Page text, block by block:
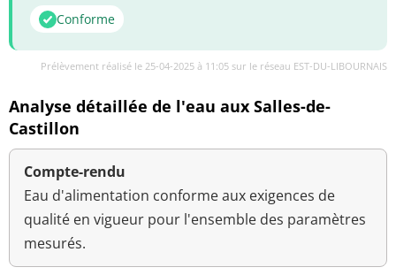
Conforme
Prélèvement réalisé le 25-04-2025 à 11:05 sur le réseau EST-DU-LIBOURNAIS
Analyse détaillée de l'eau aux Salles-de-
Castillon
Compte-rendu
Eau d'alimentation conforme aux exigences de
qualité en vigueur pour l'ensemble des paramètres
mesurés.